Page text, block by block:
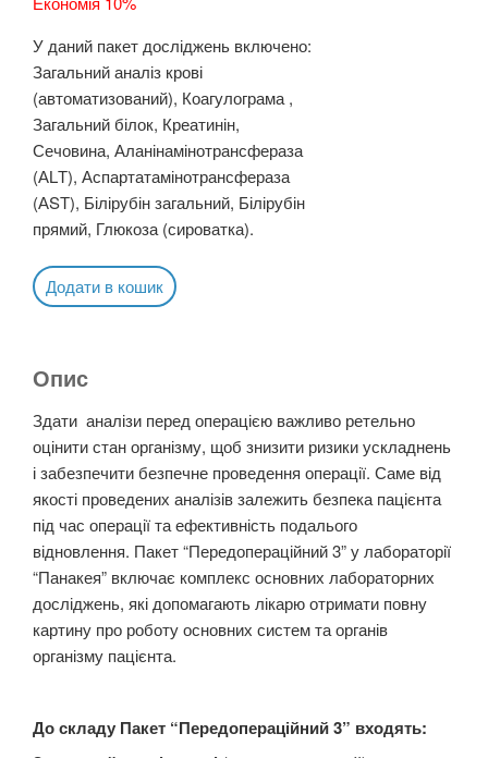
У даний пакет досліджень включено:
Загальний аналіз крові
(автоматизований), Коагулограма ,
Загальний білок, Креатинін,
Сечовина, Аланінамінотрансфераза
(АLТ), Аспартатамінотрансфераза
(АSТ), Білірубін загальний, Білірубін
прямий, Глюкоза (сироватка).
Додати в кошик
Опис
Здати аналізи перед операцією важливо ретельно
оцінити стан організму, щоб знизити ризики ускладнень
і забезпечити безпечне проведення операції. Саме від
якості проведених аналізів залежить безпека пацієнта
під час операції та ефективність подалього
відновлення. Пакет “Передопераційний 3” у лабораторії
“Панакея” включає комплекс основних лабораторних
досліджень, які допомагають лікарю отримати повну
картину про роботу основних систем та органів
організму пацієнта.
До складу Пакет “Передопераційний 3” входять: